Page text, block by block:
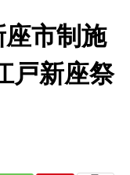
座市制施
戸新座祭